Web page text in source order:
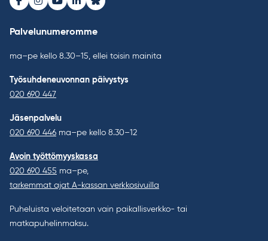
Facebook
Instagram
Youtube
LinkedInBluesky
Palvelunumeromme
ma–pe kello 8.30–15, ellei toisin mainita
Työsuhdeneuvonnan päivystys
020 690 447
Jäsenpalvelu
020 690 446 ma–pe kello 8.30–12
Avoin työttömyyskassa
020 690 455 ma–pe,
tarkemmat ajat A-kassan verkkosivuilla
Puheluista veloitetaan vain paikallisverkko- tai
matkapuhelinmaksu.